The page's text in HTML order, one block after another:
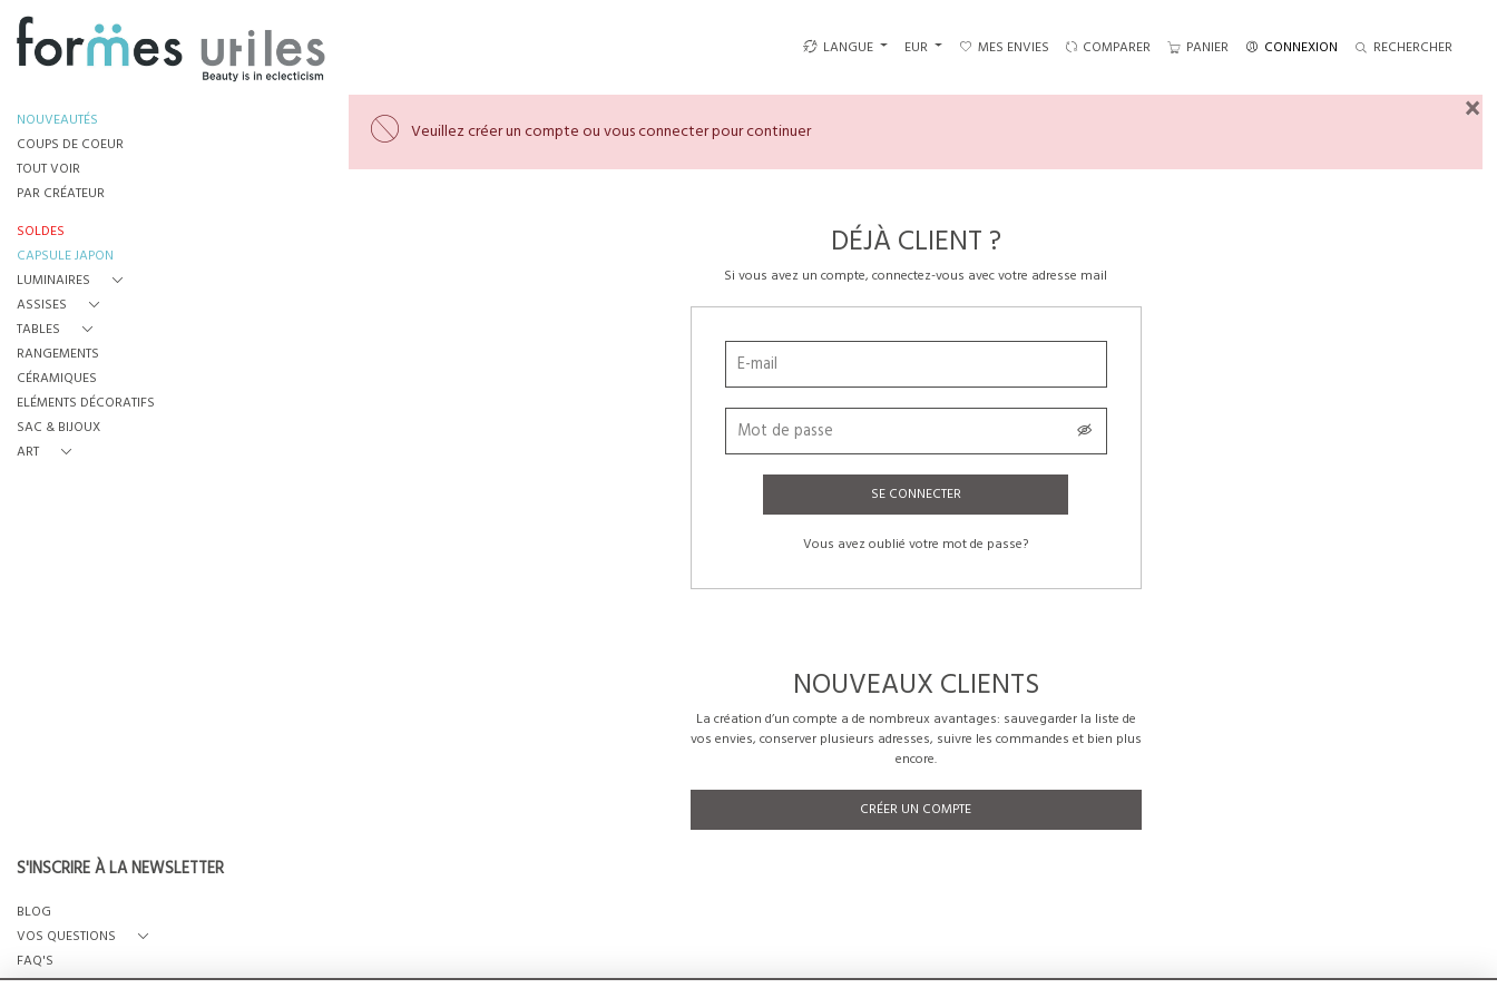
LANGUE EUR MES ENVIES COMPARER PANIER CONNEXION RECHERCHER
NOUVEAUTÉS
COUPS DE COEUR
TOUT VOIR
PAR CRÉATEUR
SOLDES
CAPSULE JAPON
LUMINAIRES
ASSISES
TABLES
RANGEMENTS
CÉRAMIQUES
ELÉMENTS DÉCORATIFS
SAC & BIJOUX
ART
S'INSCRIRE À LA NEWSLETTER
BLOG
VOS QUESTIONS
FAQ'S
QUI SOMMES-NOUS?
Veuillez créer un compte ou vous connecter pour continuer
×
DÉJÀ CLIENT ?
Si vous avez un compte, connectez-vous avec votre adresse mail
SE CONNECTER
Vous avez oublié votre mot de passe?
NOUVEAUX CLIENTS
La création d’un compte a de nombreux avantages: sauvegarder la liste de
vos envies, conserver plusieurs adresses, suivre les commandes et bien plus
encore.
CRÉER UN COMPTE